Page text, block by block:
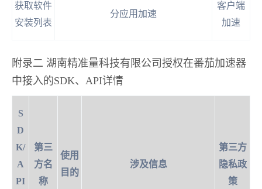
获取软件
安装列表
分应用加速
客户端
加速
附录二 湖南精准量科技有限公司授权在番茄加速器
中接入的SDK、API详情
S
D
K/
A
PI
第三
方名
称
使用
目的
涉及信息
第三方
隐私政
策